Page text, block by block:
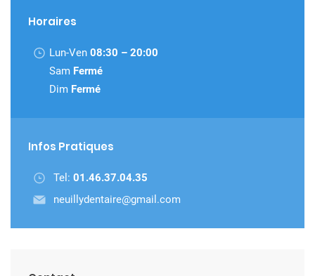
Horaires
Lun-Ven 08:30 – 20:00
Sam Fermé
Dim Fermé
Infos Pratiques
Tel: 01.46.37.04.35
neuillydentaire@gmail.com